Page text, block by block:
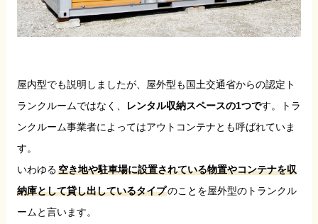
屋内型でも説明しましたが、屋外型も国土交通省からの認定ト
ランクルームではなく、
レンタル収納スペースの1つです。トラ
ンクルーム事業者によってはアウトコンテナとも呼ばれていま
す。
いわゆる空き地や駐車場に設置されている物置やコンテナを収
納庫として貸し出しているタイプのことを屋外型のトランクル
ームと言います。